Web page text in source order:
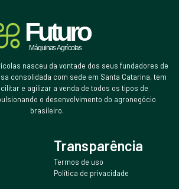
consolidada com sede em Santa Catarina, tem
e agilizar a venda de todos os tipos de
o desenvolvimento do agronegócio
brasileiro.
Transparência
Termos de uso
Política de privacidade